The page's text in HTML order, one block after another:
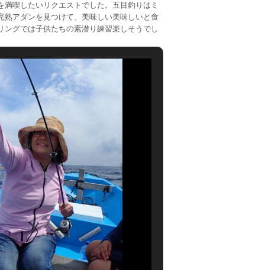
喫したいリクエストでした。五目釣りはミ
アダンを見つけて、美味しい美味しいと食
グでは子供たちの素潜り練習楽しそうでし